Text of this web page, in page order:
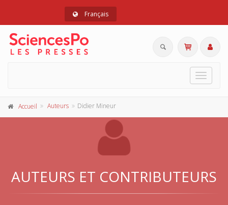
Français
Toggle
Accueil Auteurs Didier Mineur
AUTEURS ET CONTRIBUTEURS